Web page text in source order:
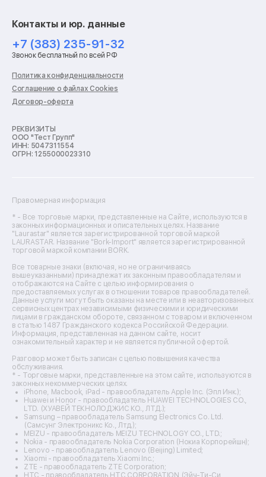
Ремонт роботов-пылесосов
Ремонт холодильников
Ремонт стиральных машин
Ремонт пылесосов
Ремонт варочных панелей
Ремонт духовых шкафов
Ремонт кондиционеров
Ремонт кухонных комбайнов
Ремонт морозильных камер
Ремонт отпаривателей
Ремонт плоттеров
Ремонт фенов
Ремонт цифровых биноклей
Ремонт тепловизоров
Ремонт массажных кресел
Ремонт водонагревателей
Ремонт вытяжек
Ремонт источников бесперебойного питания
Ремонт пароварок
Ремонт микшерных пультов
Ремонт dj-пультов
Ремонт кухонных плит
Ремонт стедикамов
Ремонт оптических прицелов
Ремонт электровелосипедов
Ремонт видеокамер
Ремонт эхолотов
Ремонт 3d-принтеров
Ремонт прицелов ночного видения
Ремонт винных шкафов
Ремонт выпрямителей
Ремонт сушилок для рук
Ремонт дальномеров
Ремонт снегоуборщиков
Контакты и юр. данные
+7 (383) 235-91-32
Звонок бесплатный по всей РФ
Политика конфиденциальности
Соглашение о файлах Cookies
Договор-оферта
РЕКВИЗИТЫ
ООО "Тест Групп"
ИНН: 5047311554
ОГРН: 1255000023310
Правомерная информация
* - Все торговые марки, представленные на Сайте, используются в
законных информационных и описательных целях. Название
"Laurastar" является зарегистрированной торговой маркой
LAURASTAR. Название "Bork-Import" является зарегистрированной
торговой маркой компании BORK.
Все товарные знаки (включая, но не ограничиваясь
вышеуказанными) принадлежат их законным правообладателям и
отображаются на Сайте с целью информирования о
предоставляемых услугах в отношении товаров правообладателей.
Данные услуги могут быть оказаны на месте или в неавторизованных
сервисных центрах независимыми физическими и юридическими
лицами в гражданском обороте, связанном с товаром и включенном
в статью 1487 Гражданского кодекса Российской Федерации.
Информация, представленная на данном сайте, носит
ознакомительный характер и не является публичной офертой.
Разговор может быть записан с целью повышения качества
обслуживания.
* - Торговые марки, представленные на этом сайте, используются в
законных некоммерческих целях.
iPhone, Macbook, iPad - правообладатель Apple Inc. (Эпл Инк.);
Huawei и Honor - правообладатель HUAWEI TECHNOLOGIES CO.,
LTD. (ХУАВЕЙ ТЕКНОЛОДЖИС КО., ЛТД.);
Samsung – правообладатель Samsung Electronics Co. Ltd.
(Самсунг Электроникс Ко., Лтд.);
MEIZU - правообладатель MEIZU TECHNOLOGY CO., LTD.;
Nokia - правообладатель Nokia Corporation (Нокиа Корпорейшн);
Lenovo - правообладатель Lenovo (Beijing) Limited;
Xiaomi - правообладатель Xiaomi Inc.;
ZTE - правообладатель ZTE Corporation;
HTC - правообладатель HTC CORPORATION (Эйч-Ти-Си